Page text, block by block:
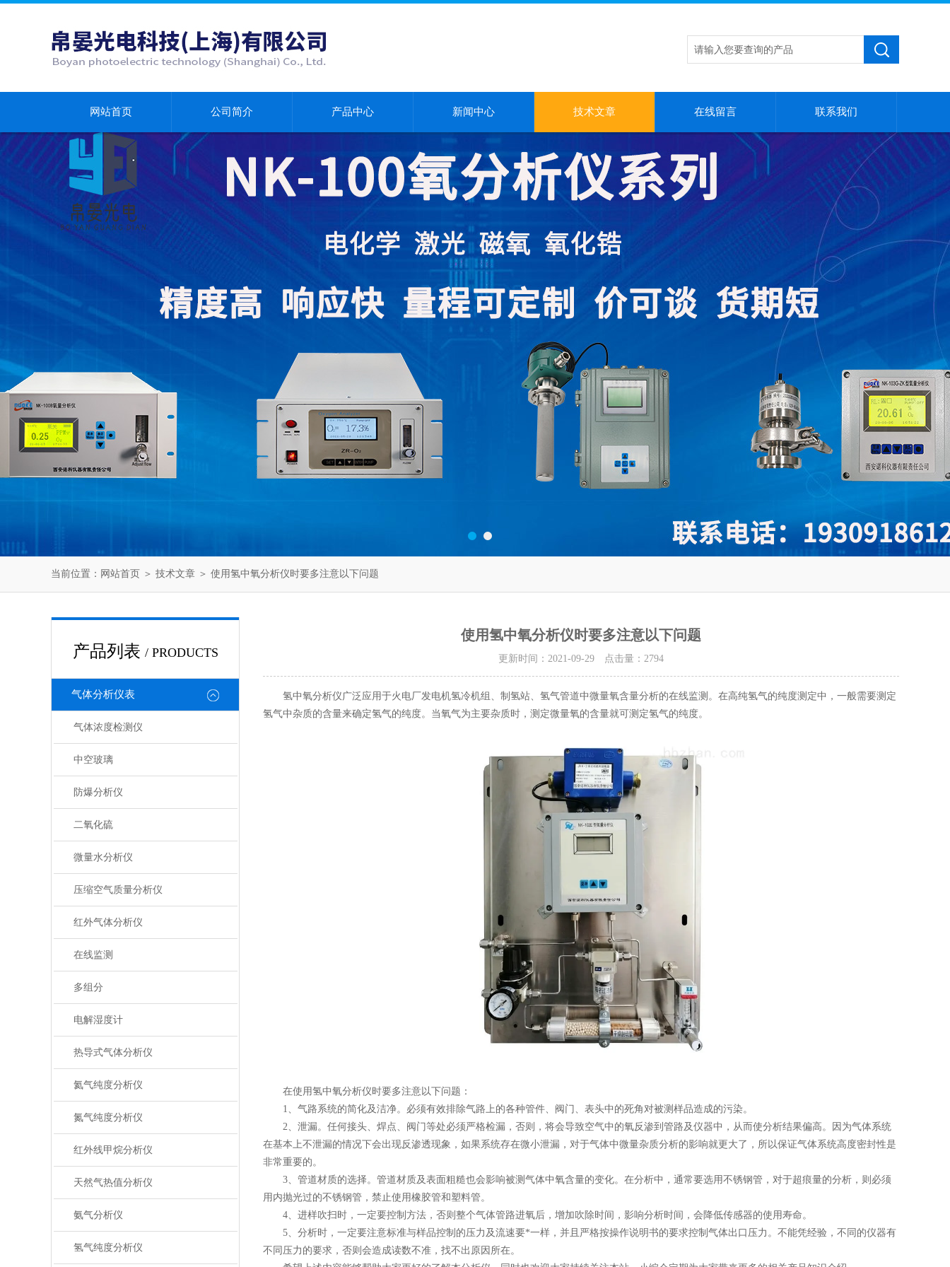
网站首页 公司简介 产品中心 新闻中心 技术文章 在线留言 联系我们
当前位置： 网站首页 ＞ 技术文章 ＞ 使用氢中氧分析仪时要多注意以下问题
产品列表 / PRODUCTS
气体分析仪表
气体浓度检测仪
中空玻璃
防爆分析仪
二氧化硫
微量水分析仪
压缩空气质量分析仪
红外气体分析仪
在线监测
多组分
电解湿度计
热导式气体分析仪
氦气纯度分析仪
氮气纯度分析仪
红外线甲烷分析仪
天然气热值分析仪
氨气分析仪
氢气纯度分析仪
使用氢中氧分析仪时要多注意以下问题
更新时间：2021-09-29 点击量： 2794
氢中氧分析仪广泛应用于火电厂发电机氢冷机组、制氢站、氢气管道中微量氧含量分析的在线监测。在高纯氢气的纯度测定中，一般需要测定
氢气中杂质的含量来确定氢气的纯度。当氧气为主要杂质时，测定微量氧的含量就可测定氢气的纯度。
在使用氢中氧分析仪时要多注意以下问题：
1、气路系统的简化及洁净。必须有效排除气路上的各种管件、阀门、表头中的死角对被测样品造成的污染。
2、泄漏。任何接头、焊点、阀门等处必须严格检漏，否则，将会导致空气中的氧反渗到管路及仪器中，从而使分析结果偏高。因为气体系统
在基本上不泄漏的情况下会出现反渗透现象，如果系统存在微小泄漏，对于气体中微量杂质分析的影响就更大了，所以保证气体系统高度密封性是
非常重要的。
3、管道材质的选择。管道材质及表面粗糙也会影响被测气体中氧含量的变化。在分析中，通常要选用不锈钢管，对于超痕量的分析，则必须
用内抛光过的不锈钢管，禁止使用橡胶管和塑料管。
4、进样吹扫时，一定要控制方法，否则整个气体管路进氧后，增加吹除时间，影响分析时间，会降低传感器的使用寿命。
5、分析时，一定要注意标准与样品控制的压力及流速要*一样，并且严格按操作说明书的要求控制气体出口压力。不能凭经验，不同的仪器有
不同压力的要求，否则会造成读数不准，找不出原因所在。